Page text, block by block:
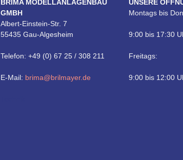
BRIMA MODELLANLAGENBAU
GMBH
Albert-Einstein-Str. 7
55435 Gau-Algesheim
Telefon: +49 (0) 67 25 / 308 211
E-Mail: brima@brilmayer.de
UNSERE
Montags bis
9:00 bis 17:30
Freitags:
9:00 bis 12:00